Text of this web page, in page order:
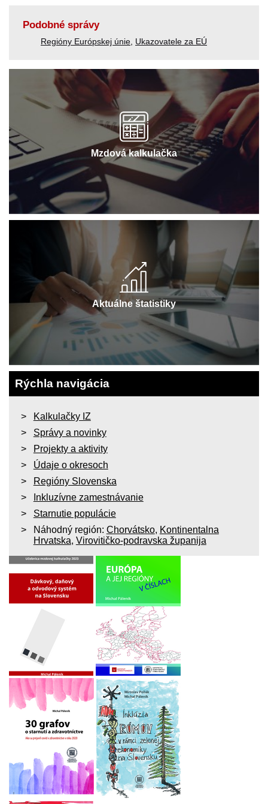
Podobné správy
Regióny Európskej únie Ukazovatele za EÚ
Mzdová kalkulačka
Aktuálne štatistiky
Rýchla navigácia
Kalkulačky IZ
Správy a novinky
Projekty a aktivity
Údaje o okresoch
Regióny Slovenska
Inkluzívne zamestnávanie
Starnutie populácie
Náhodný región: Chorvátsko, Kontinentalna
Hrvatska, Virovitičko-podravska županija